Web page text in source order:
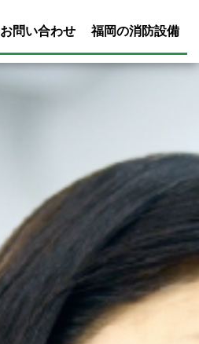
お問い合わせ 福岡の消防設備